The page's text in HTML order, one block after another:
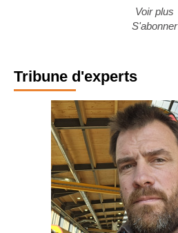
Voir plus
S'abonner
Tribune d'experts